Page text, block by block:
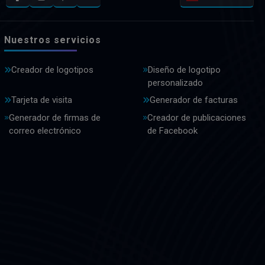
Nuestros servicios
Creador de logotipos
Diseño de logotipo
personalizado
Tarjeta de visita
Generador de facturas
Generador de firmas de
correo electrónico
Creador de publicaciones
de Facebook